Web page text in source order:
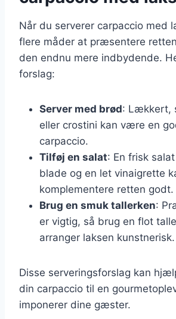
Når du serverer carpaccio med
flere måder at præsentere
den endnu mere indbydende.
forslag:
Server med brød: Lækkert,
eller crostini kan være en
carpaccio.
Tilføj en salat: En frisk
blade og en let vinaigrette
komplementere retten godt.
Brug en smuk tallerken:
er vigtig, så brug en flot
arranger laksen kunstnerisk.
Disse serveringsforslag kan
din carpaccio til en
imponerer dine gæster.